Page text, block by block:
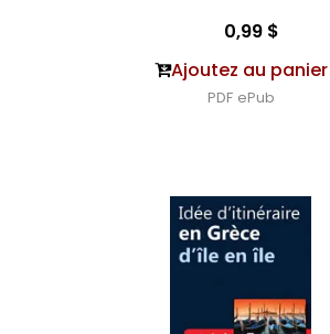
0,99 $
Ajoutez au panier
PDF ePub